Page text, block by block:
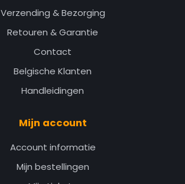
Verzending & Bezorging
Retouren & Garantie
Contact
Belgische Klanten
Handleidingen
Mijn account
Account informatie
Mijn bestellingen